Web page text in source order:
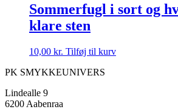
Sommerfugl i sort og
klare sten
10,00 kr. Tilføj til kurv
PK SMYKKEUNIVERS
Lindealle 9
6200 Aabenraa